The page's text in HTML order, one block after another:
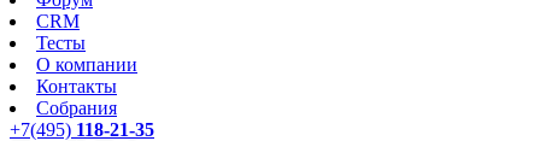
CRM
Тесты
О компании
Контакты
Собрания
+7(495) 118-21-35